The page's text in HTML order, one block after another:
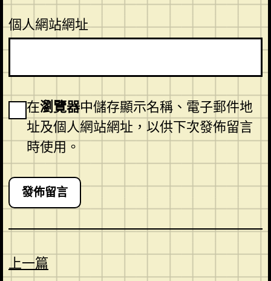
個人網站網址
在瀏覽器中儲存顯示名稱、電子郵件地
址及個人網站網址，以供下次發佈留言
時使用。
上一篇